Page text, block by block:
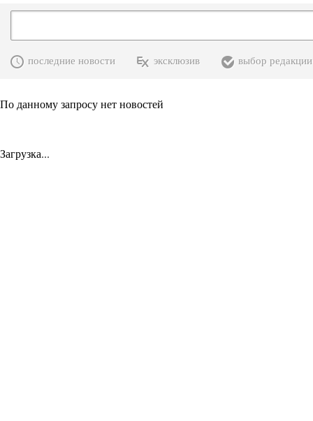
последние новости эксклюзив выбор редакции
По данному запросу нет новостей
Загрузка...